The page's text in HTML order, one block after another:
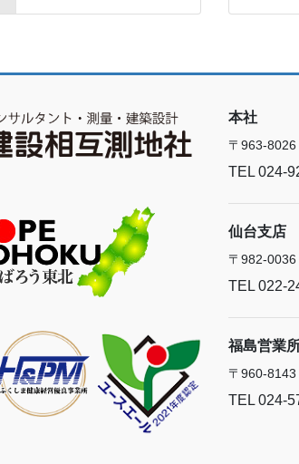
本社
〒963-
TEL 024-
仙台支店
〒982-0036
TEL 022-
福島営業
〒960-
TEL 024-